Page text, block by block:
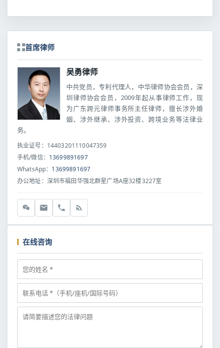
首席律师
吴勇律师
中共党员，专利代理人，中华律师协会会员，深
圳律师协会会员，2009年起从事律师工作，现
为广东跨元律师事务所主任律师，擅长涉外婚
姻、涉外继承、涉外投资、跨境业务等法律业
务。
执业证号：14403201110047359
手机/微信： 13699891697
WhatsApp： 13699891697
办公地址：深圳市福田华强北群星广场A座32楼3227室
在线咨询